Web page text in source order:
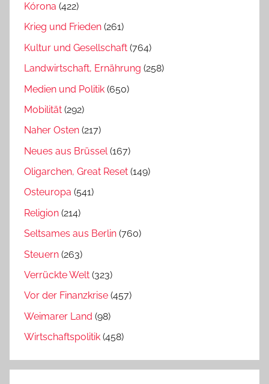
Kórona (422)
Krieg und Frieden (261)
Kultur und Gesellschaft (764)
Landwirtschaft, Ernährung (258)
Medien und Politik (650)
Mobilität (292)
Naher Osten (217)
Neues aus Brüssel (167)
Oligarchen, Great Reset (149)
Osteuropa (541)
Religion (214)
Seltsames aus Berlin (760)
Steuern (263)
Verrückte Welt (323)
Vor der Finanzkrise (457)
Weimarer Land (98)
Wirtschaftspolitik (458)